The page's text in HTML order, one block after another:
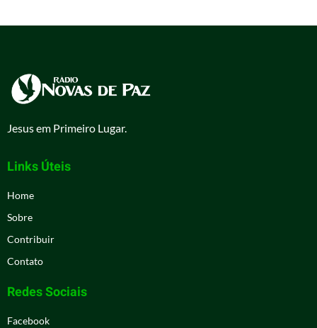
Jesus em Primeiro Lugar.
Links Úteis
Home
Sobre
Contribuir
Contato
Redes Sociais
Facebook